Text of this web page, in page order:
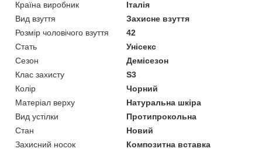
Країна виробник
Італія
Вид взуття
Захисне взуття
Розмір чоловічого взуття
42
Стать
Унісекс
Сезон
Демісезон
Клас захисту
S3
Колір
Чорний
Матеріал верху
Натуральна шкіра
Вид устілки
Протипрокольна
Стан
Новий
Захисний носок
Композитна вставка